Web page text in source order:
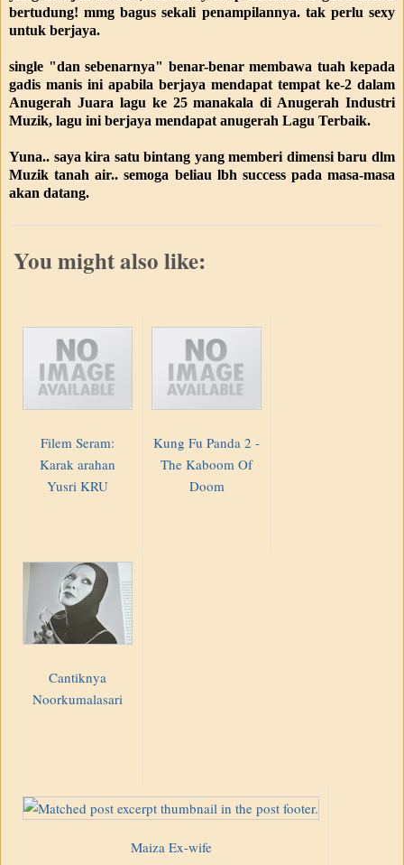
bertudung! mmg bagus sekali penampilannya. tak perlu sexy
untuk berjaya.
single "dan sebenarnya" benar-benar membawa tuah kepada
gadis manis ini apabila berjaya mendapat tempat ke-2 dalam
Anugerah Juara lagu ke 25 manakala di Anugerah Industri
Muzik, lagu ini berjaya mendapat anugerah Lagu Terbaik.
Yuna.. saya kira satu bintang yang memberi dimensi baru dlm
Muzik tanah air.. semoga beliau lbh success pada masa-masa
akan datang.
You might also like:
Filem Seram:
Karak arahan
Yusri KRU
Kung Fu Panda 2 -
The Kaboom Of
Doom
Cantiknya
Noorkumalasari
Maiza Ex-wife